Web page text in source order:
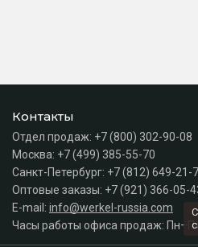
Контакты
Отдел продаж: +7 (800) 302-90-08
Москва: +7 (499) 385-55-70
Санкт-Петербург: +7 (812) 649-21-
Оптовые заказы: +7 (921) 366-05-
E-mail: info@werkel-russia.com
Часы работы офиса продаж: Пн–Пт